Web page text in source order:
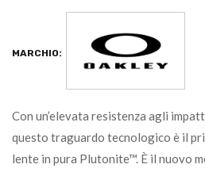
MARCHIO:
Con un’elevata resistenza agli
questo traguardo tecnologico è il
lente in pura Plutonite™. È il nuovo